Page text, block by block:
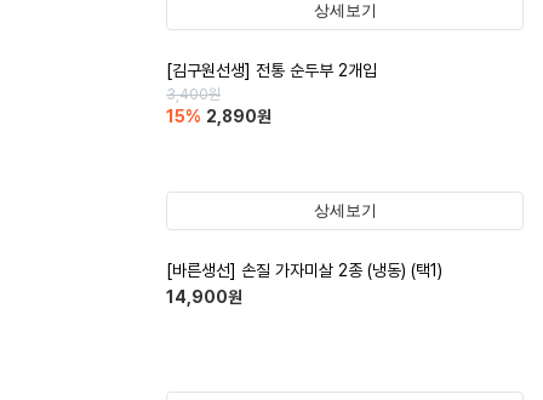
상세보기
[김구원선생] 전통 순두부 2개입
3,400원
15% 2,890원
상세보기
[바른생선] 손질 가자미살 2종 (냉동) (택1)
14,900원